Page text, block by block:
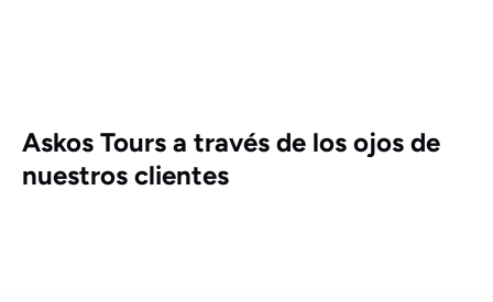
Askos Tours a través de los ojos de
nuestros clientes